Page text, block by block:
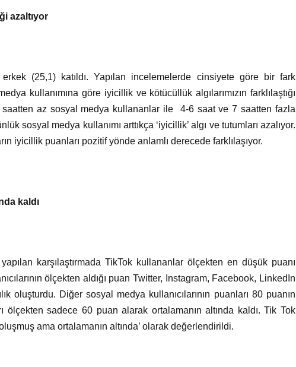
azaltıyor
(25,1) katıldı. Yapılan incelemelerde cinsiyete göre bir fark
kullanımına göre iyicillik ve kötücüllük algılarımızın farklılaştığı
saatten az sosyal medya kullananlar ile 4-6 saat ve 7 saatten fazla
sosyal medya kullanımı arttıkça ‘iyicillik’ algı ve tutumları azalıyor.
iyicillik puanları pozitif yönde anlamlı derecede farklılaşıyor.
kaldı
karşılaştırmada TikTok kullananlar ölçekten en düşük puanı
ölçekten aldığı puan Twitter, Instagram, Facebook, LinkedIn
oluşturdu. Diğer sosyal medya kullanıcılarının puanları 80 puanın
ölçekten sadece 60 puan alarak ortalamanın altında kaldı. Tik Tok
oluşmuş ama ortalamanın altında’ olarak değerlendirildi.